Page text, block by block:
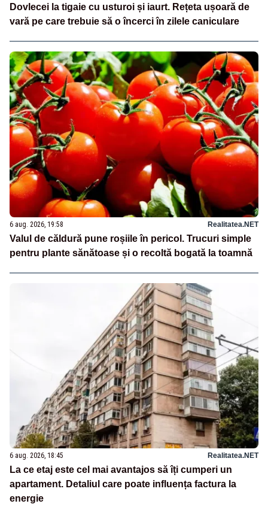
Dovlecei la tigaie cu usturoi și iaurt. Rețeta ușoară de
vară pe care trebuie să o încerci în zilele caniculare
6 aug. 2026, 19:58 Realitatea.NET
Valul de căldură pune roșiile în pericol. Trucuri simple
pentru plante sănătoase și o recoltă bogată la toamnă
6 aug. 2026, 18:45 Realitatea.NET
La ce etaj este cel mai avantajos să îți cumperi un
apartament. Detaliul care poate influența factura la
energie